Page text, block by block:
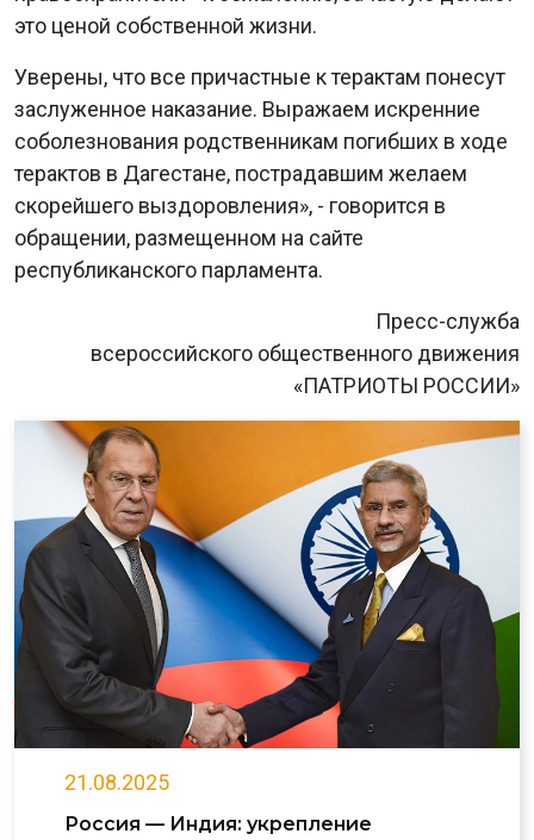
это ценой собственной жизни.
Уверены, что все причастные к терактам понесут
заслуженное наказание. Выражаем искренние
соболезнования родственникам погибших в ходе
терактов в Дагестане, пострадавшим желаем
скорейшего выздоровления», - говорится в
обращении, размещенном на сайте
республиканского парламента.
Пресс-служба
всероссийского общественного движения
«ПАТРИОТЫ РОССИИ»
21.08.2025
Россия — Индия: укрепление